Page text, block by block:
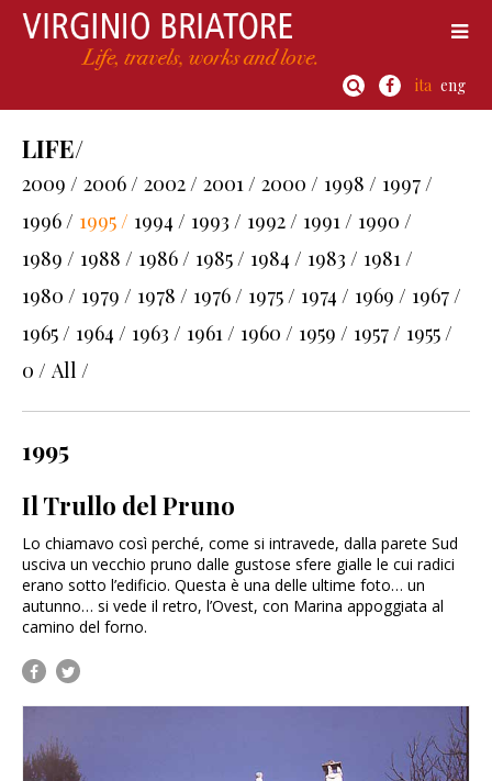
ita eng
LIFE/
2009 / 2006 / 2002 / 2001 / 2000 / 1998 / 1997 /
1996 / 1995 / 1994 / 1993 / 1992 / 1991 / 1990 /
1989 / 1988 / 1986 / 1985 / 1984 / 1983 / 1981 /
1980 / 1979 / 1978 / 1976 / 1975 / 1974 / 1969 / 1967 /
1965 / 1964 / 1963 / 1961 / 1960 / 1959 / 1957 / 1955 /
0 / All /
1995
Il Trullo del Pruno
Lo chiamavo così perché, come si intravede, dalla parete Sud
usciva un vecchio pruno dalle gustose sfere gialle le cui radici
erano sotto l’edificio. Questa è una delle ultime foto… un
autunno… si vede il retro, l’Ovest, con Marina appoggiata al
camino del forno.